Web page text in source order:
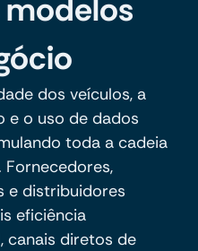
dos veículos, a
e o uso de dados
toda a cadeia
e distribuidores
eficiência
canais diretos de